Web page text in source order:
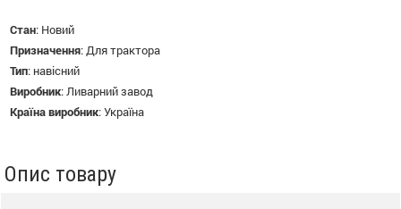
Стан: Новий
Призначення: Для трактора
Тип: навісний
Виробник: Ливарний завод
Країна виробник:Україна
Опис товару